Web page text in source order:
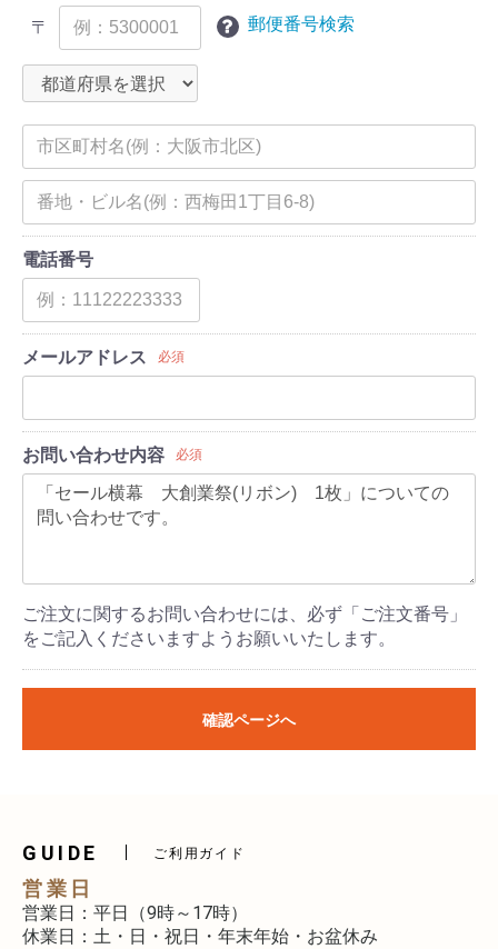
〒
郵便番号検索
電話番号
メールアドレス 必須
お問い合わせ内容 必須
ご注文に関するお問い合わせには、必ず「ご注文番号」
をご記入くださいますようお願いいたします。
確認ページへ
GUIDE ご利用ガイド
営業日
営業日：平日（9時～17時）
休業日：土・日・祝日・年末年始・お盆休み